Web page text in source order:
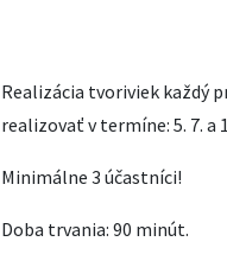
Realizácia tvoriviek každý
realizovať v termíne: 5. 7. a
Minimálne 3 účastníci!
Doba trvania: 90 minút.